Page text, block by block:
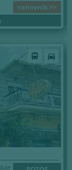
cenovnik >>
directions_bus directions_car